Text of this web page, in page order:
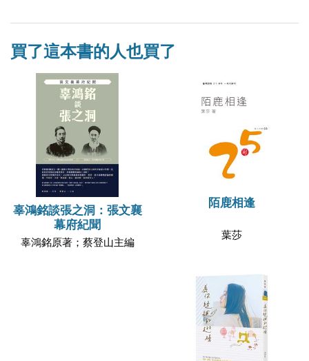
買了這本書的人也買了
辜鴻銘談張之洞：張文襄
幕府紀聞
辜鴻銘原著；蔡登山主編
陌鹿相逢
葉莎